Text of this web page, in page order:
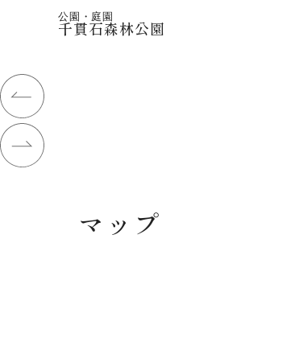
公園・庭園
千貫石森林公園
マップ